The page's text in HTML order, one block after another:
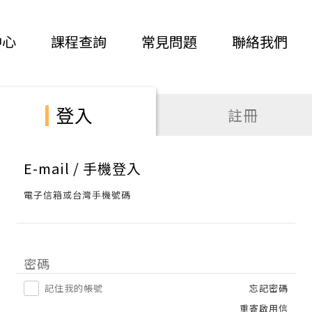
課程查詢 常見問題 聯絡我們
登入 註冊
E-mail / 手機登入
電子信箱或台灣手機號碼
密碼
記住我的帳號
忘記密碼
重寄啟用信